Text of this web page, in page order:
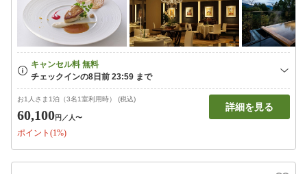
お1人さま1泊（3名1室利用時） (税込)
60,100円 ／人〜
ポイント(1%)
詳細を見る